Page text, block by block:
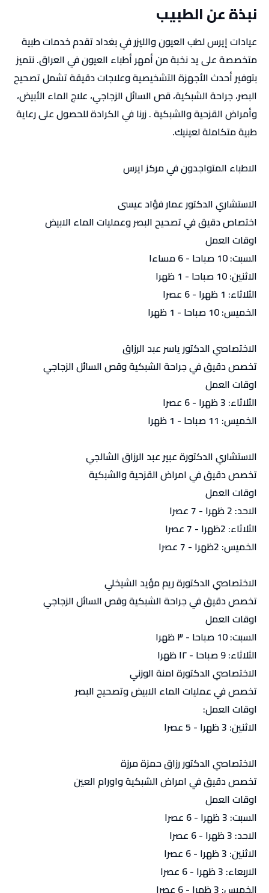
نبذة عن الطبيب
عيادات إيرس لطب العيون والليزر في بغداد تقدم خدمات طبية
متخصصة على يد نخبة من أمهر أطباء العيون في العراق. نتميز
بتوفير أحدث الأجهزة التشخيصية وعلاجات دقيقة تشمل تصحيح
البصر، جراحة الشبكية، قص السائل الزجاجي، علاج الماء الأبيض،
وأمراض القزحية والشبكية . زرنا في الكرادة للحصول على رعاية
طبية متكاملة لعينيك.
الاطباء المتواجدون في مركز ايرس
الاستشاري الدكتور عمار فؤاد عيسى
اختصاص دقيق في تصحيح البصر وعمليات الماء الابيض
اوقات العمل
السبت: 10 صباحا - 6 مساءا
الاثنين: 10 صباحا - 1 ظهرا
الثلاثاء: 1 ظهرا - 6 عصرا
الخميس: 10 صباحا - 1 ظهرا
الاختصاصي الدكتور ياسر عبد الرزاق
تخصص دقيق في جراحة الشبكية وقص السائل الزجاجي
اوقات العمل
الثلاثاء: 3 ظهرا - 6 عصرا
الخميس: 11 صباحا - 1 ظهرا
الاستشاري الدكتورة عبير عبد الرزاق الشالجي
تخصص دقيق في امراض القزحية والشبكية
اوقات العمل
الاحد: 2 ظهرا - 7 عصرا
الثلاثاء: 2ظهرا - 7 عصرا
الخميس: 2ظهرا - 7 عصرا
الاختصاصي الدكتورة ريم مؤيد الشيخلي
تخصص دقيق في جراحة الشبكية وقص السائل الزجاجي
اوقات العمل
السبت: 10 صباحا - ٣ ظهرا
الثلاثاء: 9 صباحا - ١٢ ظهرا
الاختصاصي الدكتورة امنة الوزني
تخصص في عمليات الماء الابيض وتصحيح البصر
اوقات العمل:
الاثنين: 3 ظهرا - 5 عصرا
الاختصاصي الدكتور رزاق حمزة مرزة
تخصص دقيق في امراض الشبكية واورام العين
اوقات العمل
السبت: 3 ظهرا - 6 عصرا
الاحد: 3 ظهرا - 6 عصرا
الاثنين: 3 ظهرا - 6 عصرا
الاربعاء: 3 ظهرا - 6 عصرا
الخميس: 3 ظهرا - 6 عصرا